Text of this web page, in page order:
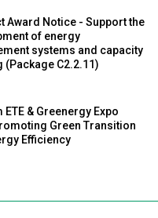
Award Notice - Support the
of energy
systems and capacity
(Package C2.2.11)
ETE & Greenergy Expo
Green Transition
Efficiency